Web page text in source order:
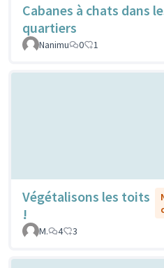
Cabanes à chats dans
quartiers
Nanimu
0 1
Végétalisons les toits
!
M.
4 3